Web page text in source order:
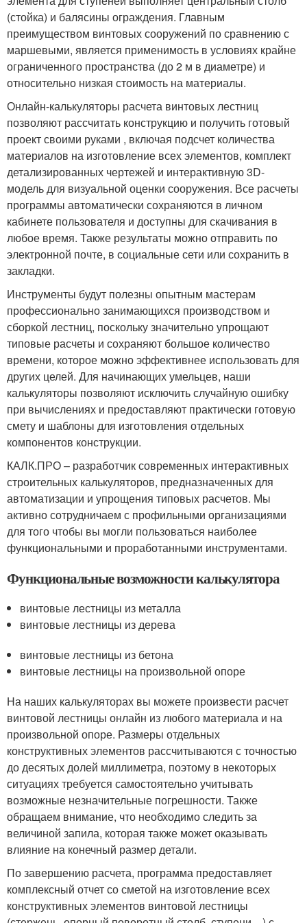
(стойка) и балясины ограждения. Главным
преимуществом винтовых сооружений по сравнению с
маршевыми, является применимость в условиях крайне
ограниченного пространства (до 2 м в диаметре) и
относительно низкая стоимость на материалы.
Онлайн-калькуляторы расчета винтовых лестниц
позволяют рассчитать конструкцию и получить готовый
проект своими руками , включая подсчет количества
материалов на изготовление всех элементов, комплект
детализированных чертежей и интерактивную 3D-
модель для визуальной оценки сооружения. Все расчеты
программы автоматически сохраняются в личном
кабинете пользователя и доступны для скачивания в
любое время. Также результаты можно отправить по
электронной почте, в социальные сети или сохранить в
закладки.
Инструменты будут полезны опытным мастерам
профессионально занимающихся производством и
сборкой лестниц, поскольку значительно упрощают
типовые расчеты и сохраняют большое количество
времени, которое можно эффективнее использовать для
других целей. Для начинающих умельцев, наши
калькуляторы позволяют исключить случайную ошибку
при вычислениях и предоставляют практически готовую
смету и шаблоны для изготовления отдельных
компонентов конструкции.
КАЛК.ПРО – разработчик современных интерактивных
строительных калькуляторов, предназначенных для
автоматизации и упрощения типовых расчетов. Мы
активно сотрудничаем с профильными организациями
для того чтобы вы могли пользоваться наиболее
функциональными и проработанными инструментами.
Функциональные возможности калькулятора
винтовые лестницы из металла
винтовые лестницы из дерева
винтовые лестницы из бетона
винтовые лестницы на произвольной опоре
На наших калькуляторах вы можете произвести расчет
винтовой лестницы онлайн из любого материала и на
произвольной опоре. Размеры отдельных
конструктивных элементов рассчитываются с точностью
до десятых долей миллиметра, поэтому в некоторых
ситуациях требуется самостоятельно учитывать
возможные незначительные погрешности. Также
обращаем внимание, что необходимо следить за
величиной запила, которая также может оказывать
влияние на конечный размер детали.
По завершению расчета, программа предоставляет
комплексный отчет со сметой на изготовление всех
конструктивных элементов винтовой лестницы